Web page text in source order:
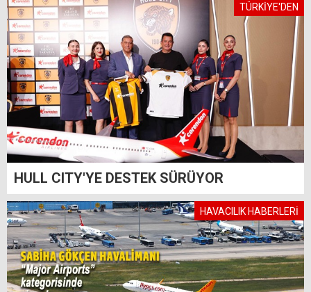
TÜRKİYE'DEN
HULL CITY'YE DESTEK SÜRÜYOR
HAVACILIK HABERLERİ